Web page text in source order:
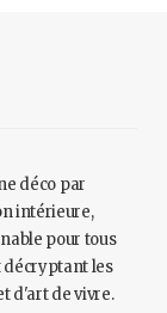
déco par
intérieure,
pour tous
décryptant les
d'art de vivre.